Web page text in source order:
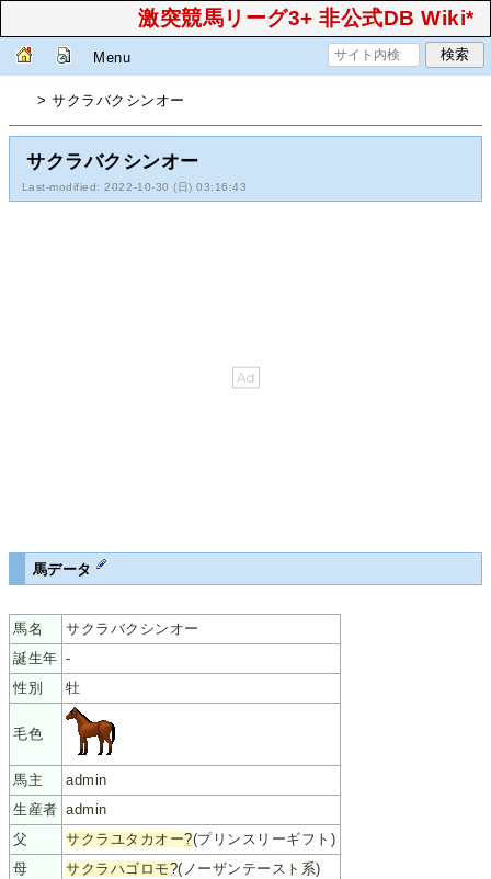
激突競馬リーグ3+ 非公式DB Wiki*
Menu
> サクラバクシンオー
サクラバクシンオー
Last-modified: 2022-10-30 (日) 03:16:43
馬データ
馬名
サクラバクシンオー
誕生年 -
性別
牡
毛色
馬主
admin
生産者 admin
父
サクラユタカオー?(プリンスリーギフト)
母
サクラハゴロモ?(ノーザンテースト系)